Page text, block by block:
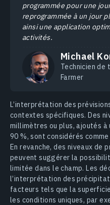
programmée pour une
reprogrammée à un jour
ainsi une application
activités.
Michael
Technicien de
Farmer
L’interprétation des
contextes spécifiques. Des
millimètres ou plus, ajoutés à
90 %, sont considérés
En revanche, des niveaux de
peuvent suggérer la
limitée dans le champ. Les
l’interprétation des
facteurs tels que la
les conditions uniques, par